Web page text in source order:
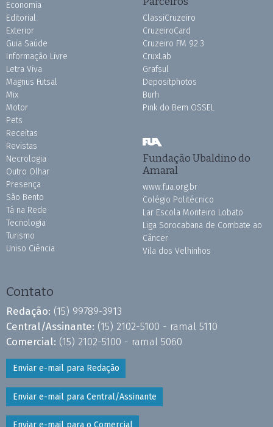
Economia
Editorial
Exterior
Guia Saúde
Informação Livre
Letra Viva
Magnus Futsal
Mix
Motor
Pets
Receitas
Revistas
Necrologia
Outro Olhar
Presença
São Bento
Tá na Rede
Tecnologia
Turismo
Uniso Ciência
ClassiCruzeiro
CruzeiroCard
Cruzeiro FM 92.3
CruxLab
Grafsul
Depositphotos
Burh
Pink do Bem OSSEL
Fundação Ubaldino do
Amaral
www.fua.org.br
Colégio Politécnico
Lar Escola Monteiro Lobato
Liga Sorocabana de Combate ao
Câncer
Vila dos Velhinhos
Contato
Redação: (15) 99789-3913
Central/Assinante: (15) 2102-5100 - ramal 5110
Comercial: (15) 2102-5100 - ramal 5060
Enviar e-mail para Redação
Enviar e-mail para Central/Assinante